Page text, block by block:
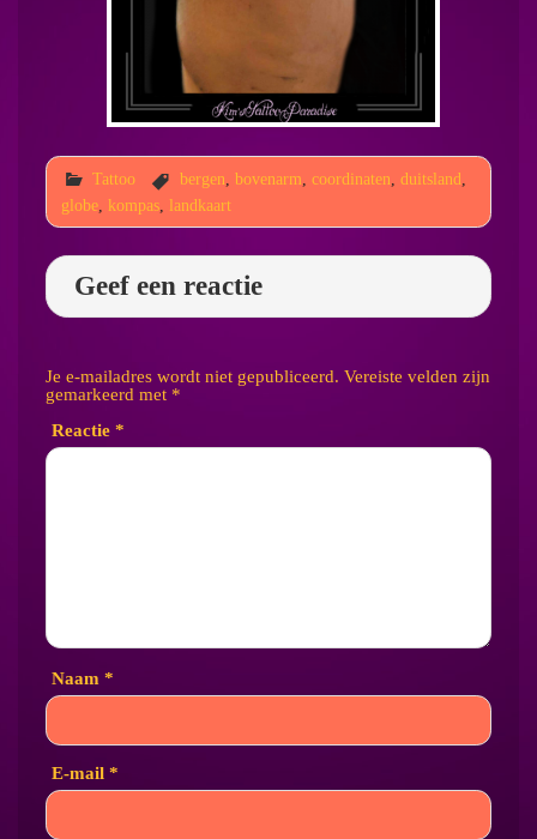
Tattoo bergen bovenarm coordinaten duitsland
globe, kompas, landkaart
Geef een reactie
Je e-mailadres wordt niet gepubliceerd. Vereiste velden zijn
gemarkeerd met *
Reactie *
Naam *
E-mail *